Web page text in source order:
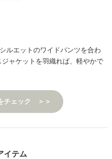
ルエットのワイドパンツを合わ
ャケットを羽織れば、軽やかで
チェック ＞＞
イテム